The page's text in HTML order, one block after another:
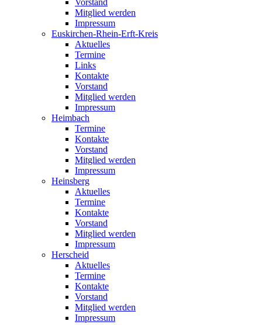
Vorstand
Mitglied werden
Impressum
Euskirchen-Rhein-Erft-Kreis
Aktuelles
Termine
Links
Kontakte
Vorstand
Mitglied werden
Impressum
Heimbach
Termine
Kontakte
Vorstand
Mitglied werden
Impressum
Heinsberg
Aktuelles
Termine
Kontakte
Vorstand
Mitglied werden
Impressum
Herscheid
Aktuelles
Termine
Kontakte
Vorstand
Mitglied werden
Impressum